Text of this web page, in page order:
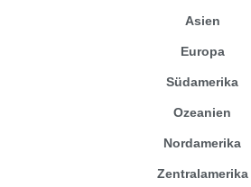
Asien
Europa
Südamerika
Ozeanien
Nordamerika
Zentralamerika